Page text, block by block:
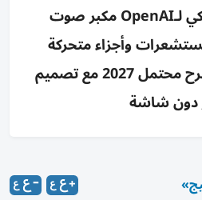
تقارير: أول جهاز ذكي لـOpenAI مكبر صوت
وأجزاء متحركة
بسعر 300–400$ وطرح محتمل 2027 مع تصميم
دون شاشة